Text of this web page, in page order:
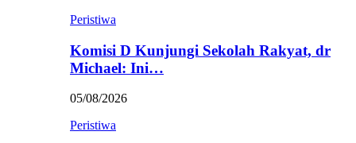
Peristiwa
Komisi D Kunjungi Sekolah Rakyat, dr
Michael: Ini…
05/08/2026
Peristiwa